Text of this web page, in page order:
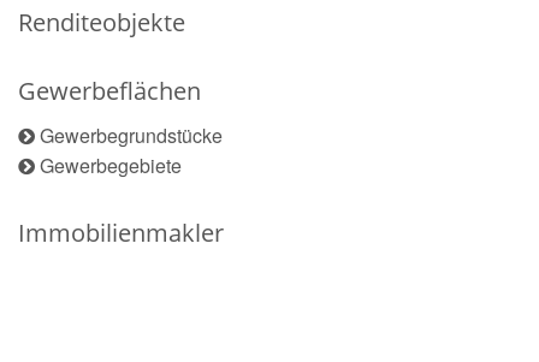
Renditeobjekte
Gewerbeflächen
Gewerbegrundstücke
Gewerbegebiete
Immobilienmakler